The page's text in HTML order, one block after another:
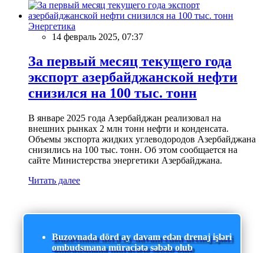
Энергетика
14 февраль 2025, 07:37
За первый месяц текущего года
экспорт азербайджанской нефти
снизился на 100 тыс. тонн
В январе 2025 года Азербайджан реализовал на
внешних рынках 2 млн тонн нефти и конденсата.
Объемы экспорта жидких углеводородов Азербайджана
снизились на 100 тыс. тонн. Об этом сообщается на
сайте Министерства энергетики Азербайджана.
Читать далее
Buzovnada dörd ay davam edən drenaj işləri
ombudsmana müraciətə səbəb olub